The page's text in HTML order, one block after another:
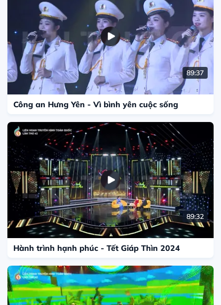
Công an Hưng Yên - Vì bình yên cuộc sống
89:37
Hành trình hạnh phúc - Tết Giáp Thìn 2024
89:32